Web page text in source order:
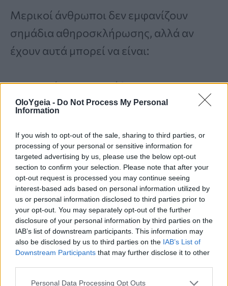
OloYgeia - Do Not Process My Personal
Information
If you wish to opt-out of the sale, sharing to third parties, or
processing of your personal or sensitive information for
targeted advertising by us, please use the below opt-out
section to confirm your selection. Please note that after your
opt-out request is processed you may continue seeing
interest-based ads based on personal information utilized by
us or personal information disclosed to third parties prior to
your opt-out. You may separately opt-out of the further
disclosure of your personal information by third parties on the
IAB’s list of downstream participants. This information may
also be disclosed by us to third parties on the IAB’s List of
Downstream Participants that may further disclose it to other
Personal Data Processing Opt Outs
Μερικοί άνθρωποι δεν εμφανίζουν
σημάδια αθηροσκλήρωσης, αλλά αν
έχουν αυτά μπορεί να είναι:
Πόνος στο στήθος
Πόνος στα χέρια και τα πόδια σας,
Αίσθημα δύσπνοιας
νιώθοντας κουρασμένος όλη την
ώρα
Αίσθημα αδυναμίας
Αίσθημα σύγχυσης
Εάν εμφανίσετε συμπτώματα ή
σας, θα πρέπει να μιλήσετε με το γιατρό